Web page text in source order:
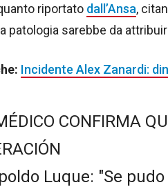
riportato dall’Ansa,
patologia sarebbe da
Incidente Alex Zanardi:
CONFIRMA
Luque: "Se